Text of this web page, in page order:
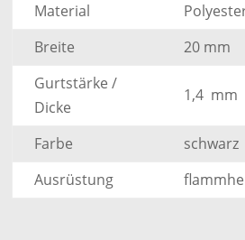
Material
Breite
20 mm
Gurtstärke /
Dicke
1,4 mm
Farbe
schwarz
Ausrüstung